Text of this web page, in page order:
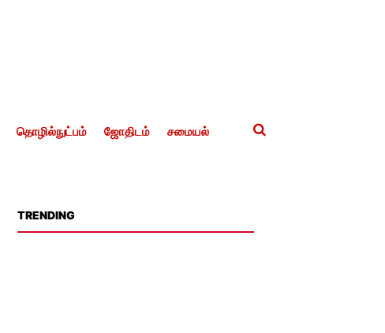
தொழில்நுட்பம் ஜோதிடம் சமையல்
TRENDING